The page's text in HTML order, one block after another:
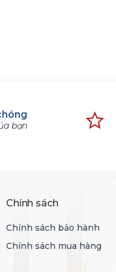
bạn
Chính sách
Chính sách bảo hành
Chính sách mua hàng